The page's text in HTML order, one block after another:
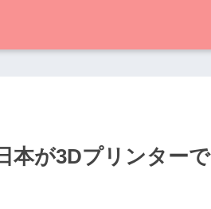
本が3Dプリンターで